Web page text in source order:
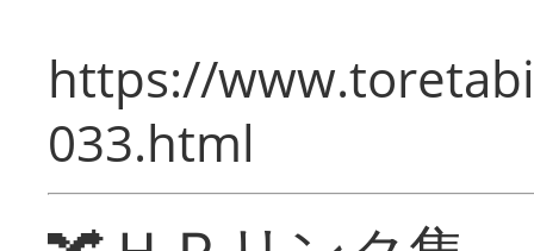
https://
033.html